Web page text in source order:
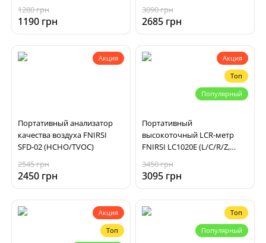
1280 грн
1190 грн
3090 грн
2685 грн
Акция
Портативный анализатор
качества воздуха FNIRSI
SFD-02 (HCHO/TVOC)
2545 грн
2450 грн
Акция
Топ
Популярный
Портативный
высокоточный LCR-метр
FNIRSI LC1020E (L/C/R/Z,
3450 грн
3095 грн
Акция
Топ
Топ
Популярный